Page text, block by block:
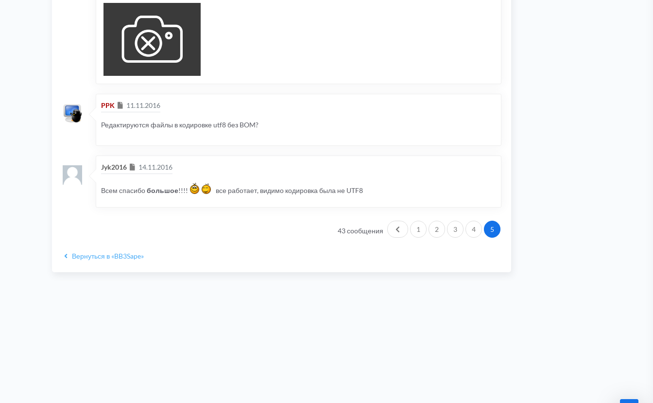
PPK Сообщение
11.11.2016
Редактируются файлы в кодировке utf8 без BOM?
Jyk2016 Сообщение
14.11.2016
Всем спасибобольшое!!!! все работает, видимо кодировка была не UTF8
43 сообщения Пред.
1 2 3 4 5
Вернуться в «BB3Sape»